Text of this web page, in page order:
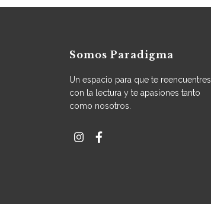
Somos Paradigma
Un espacio para que te reencuentres
con la lectura y te apasiones tanto
como nosotros.